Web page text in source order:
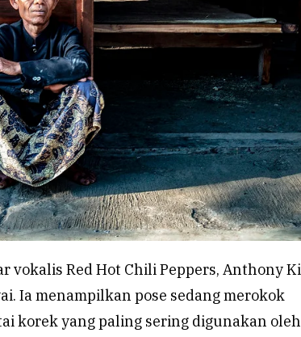
vokalis Red Hot Chili Peppers, Anthony
Ia menampilkan pose sedang merokok
korek yang paling sering digunakan